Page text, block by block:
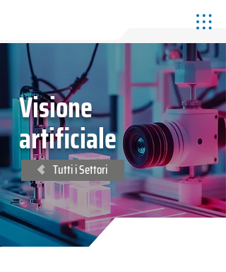
Visione
artificiale
Tutti i Settori